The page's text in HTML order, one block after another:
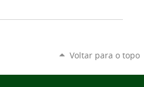
Voltar para o topo